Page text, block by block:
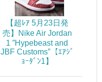
【超ﾚｱ 5月23日発
売】Nike Air Jordan
1 ”Hypebeast and
JBF Customs”【ｴｱｼﾞ
ｮｰﾀﾞﾝ1】